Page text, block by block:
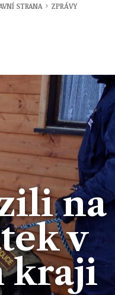
STRANA › ZPRÁVY
na
v
kraji